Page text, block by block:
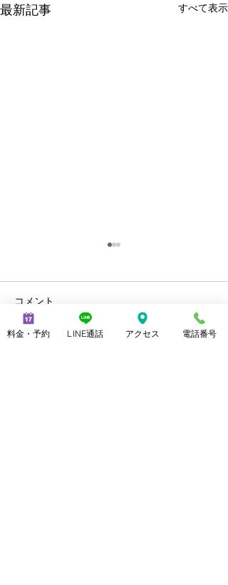
最新記事 すべて表示
新年のご挨拶
コメント
料金・予約 LINE通話 アクセス 電話番号